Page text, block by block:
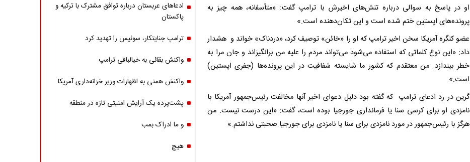
او در پاسخ به سوالی درباره تنش‌های اخیرش با ترامپ گفت: «متأسفانه، همه چیز به
پرونده‌های اپستین ختم شده است و این تکان‌دهنده است.»
عضو کنگره آمریکا سخن اخیر ترامپ که او را «خائن» توصیف کرد، «دردناک» خواند و هشدار
داد: «این نوع کلماتی که استفاده می‌شود می‌تواند مردم را علیه من برانگیزاند و جان مرا به
خطر بیندازد. من معتقدم که کشور ما شایسته شفافیت در این پرونده‌ها (جفری اپستین)
است.»
گرین در رد ادعای ترامپ که گفته بود دلیل دعوای اخیر آنها مخالفت رئیس‌جمهور آمریکا با
نامزدی او برای کرسی سنا یا فرمانداری جورجیا بوده است، گفت: «این درست نیست. من
هرگز با رئیس‌جمهور در مورد نامزدی برای سنا یا نامزدی برای جورجیا صحبتی نداشتم.»
ادعاهای عربستان درباره توافق مشترک با ترکیه و
پاکستان
ترامپ جنایتکار، سوئیس را تهدید کرد
واکنش بقائی به خیالبافی ترامپ
واکنش همتی به اظهارات وزیر خزانه‌داری آمریکا
پشت‌پرده یک آرایش امنیتی تازه در منطقه
و ما ادراک بمب
هیچ